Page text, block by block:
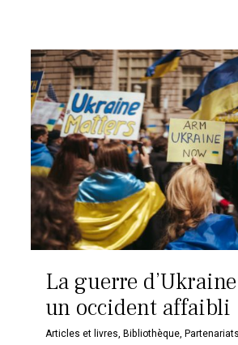
La guerre
un occident affaibli
Articles et livres,Bibliothèque,